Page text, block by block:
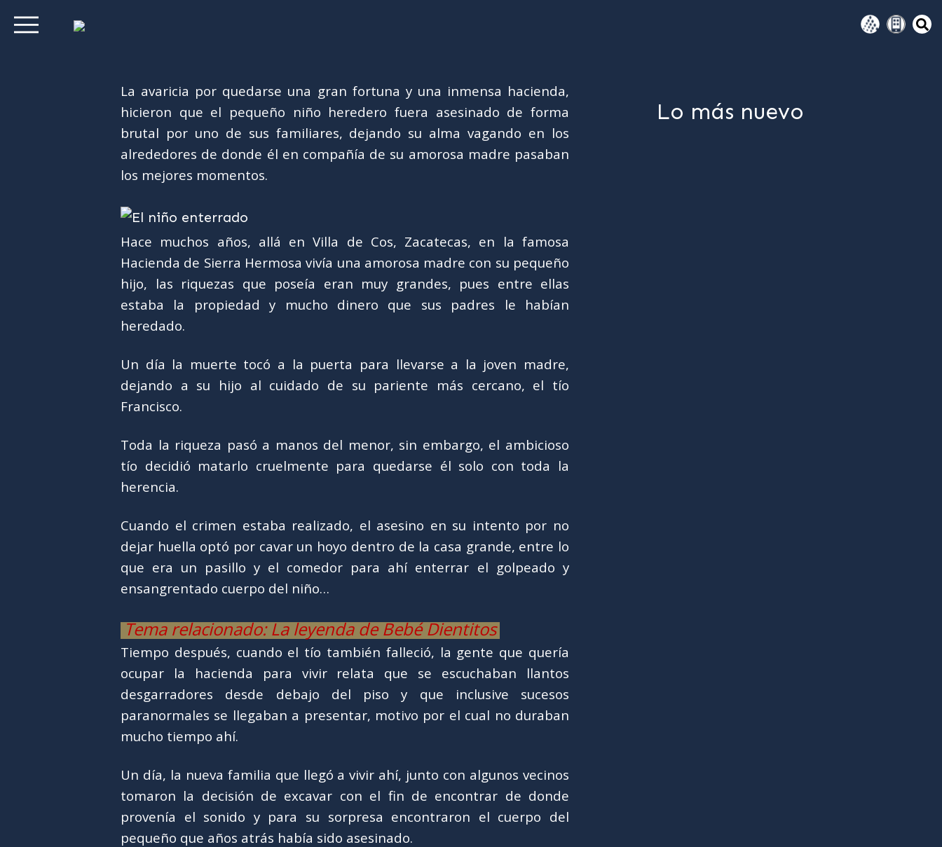
La avaricia por quedarse una gran fortuna y una inmensa hacienda,
hicieron que el pequeño niño heredero fuera asesinado de forma
brutal por uno de sus familiares, dejando su alma vagando en los
alrededores de donde él en compañía de su amorosa madre pasaban
los mejores momentos.
Hace muchos años, allá en Villa de Cos, Zacatecas, en la famosa
Hacienda de Sierra Hermosa vivía una amorosa madre con su pequeño
hijo, las riquezas que poseía eran muy grandes, pues entre ellas
estaba la propiedad y mucho dinero que sus padres le habían
heredado.
Un día la muerte tocó a la puerta para llevarse a la joven madre,
dejando a su hijo al cuidado de su pariente más cercano, el tío
Francisco.
Toda la riqueza pasó a manos del menor, sin embargo, el ambicioso
tío decidió matarlo cruelmente para quedarse él solo con toda la
herencia.
Cuando el crimen estaba realizado, el asesino en su intento por no
dejar huella optó por cavar un hoyo dentro de la casa grande, entre lo
que era un pasillo y el comedor para ahí enterrar el golpeado y
ensangrentado cuerpo del niño…
Tema relacionado: La leyenda de Bebé Dientitos
Tiempo después, cuando el tío también falleció, la gente que quería
ocupar la hacienda para vivir relata que se escuchaban llantos
desgarradores desde debajo del piso y que inclusive sucesos
paranormales se llegaban a presentar, motivo por el cual no duraban
mucho tiempo ahí.
Un día, la nueva familia que llegó a vivir ahí, junto con algunos vecinos
tomaron la decisión de excavar con el fin de encontrar de donde
provenía el sonido y para su sorpresa encontraron el cuerpo del
pequeño que años atrás había sido asesinado.
Lo más nuevo